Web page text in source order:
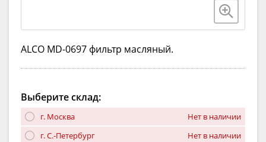
ALCO MD-0697 фильтр масляный.
Выберите склад:
г. Москва
Нет в наличии
г. С.-Петербург
Нет в наличии